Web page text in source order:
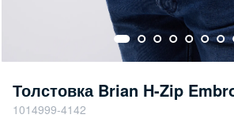
Толстовка Brian H-Zip
1014999-4142